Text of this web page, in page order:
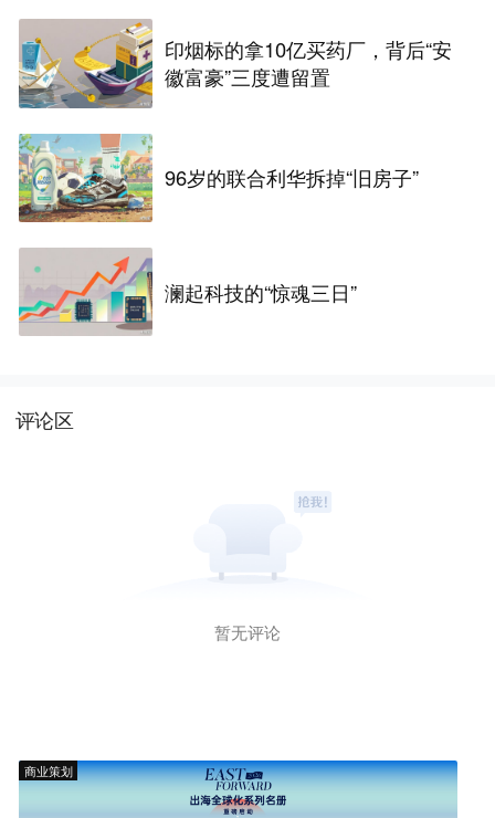
印烟标的拿10亿买药厂，背后“安
徽富豪”三度遭留置
96岁的联合利华拆掉“旧房子”
澜起科技的“惊魂三日”
评论区
暂无评论
商业策划